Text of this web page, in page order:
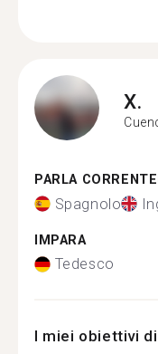
X.
PARLA
Spagnolo
IMPARA
Tedesco
I miei obiettivi